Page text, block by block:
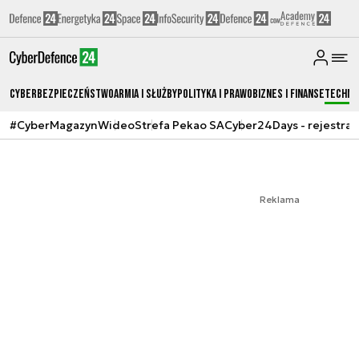
CyberbezpieczeństwoArmia i SłużbyPolityka i prawoBiznes i Finanse
#CyberMagazynWideoStrefa Pekao SACyber24Days -
Reklama